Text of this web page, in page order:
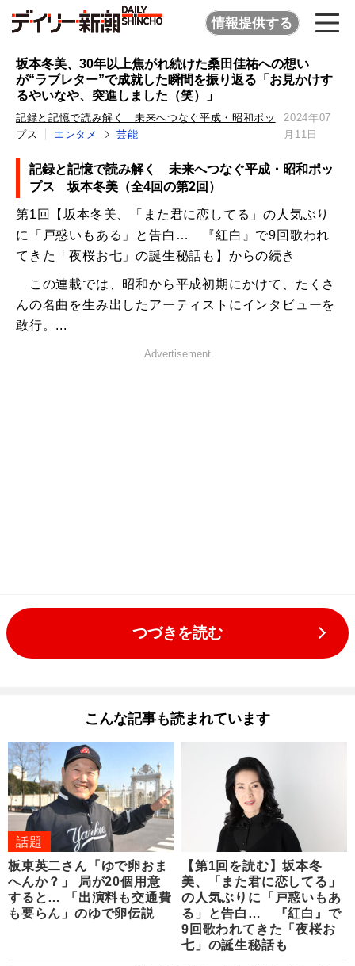
情報提供する
坂本冬美、30年以上焦がれ続けた桑田佳祐への想い
が“ラブレター”で成就した瞬間を振り返る「お見かけす
るやいなや、突進しました（笑）」
記録と記憶で読み解く 未来へつなぐ平成・昭和ポッ
プス
エンタメ 芸能
2024年07
月11日
記録と記憶で読み解く 未来へつなぐ平成・昭和ポッ
プス 坂本冬美（全4回の第2回）
第1回【坂本冬美、「また君に恋してる」の人気ぶり
に「戸惑いもある」と告白… 『紅白』で9回歌われ
てきた「夜桜お七」の誕生秘話も】からの続き
この連載では、昭和から平成初期にかけて、たくさ
んの名曲を生み出したアーティストにインタビューを
敢行。...
Advertisement
つづきを読む
こんな記事も読まれています
話題
板東英二さん「ゆで卵おま
へんか？」 局が20個用意
すると… 「出演料も交通費
も要らん」のゆで卵伝説
【第1回を読む】坂本冬
美、「また君に恋してる」
の人気ぶりに「戸惑いもあ
る」と告白… 『紅白』で
9回歌われてきた「夜桜お
七」の誕生秘話も